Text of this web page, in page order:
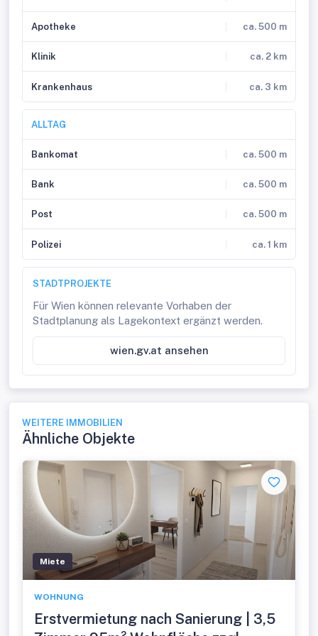
Apotheke ca. 500 m
Klinik ca. 2 km
Krankenhaus ca. 3 km
ALLTAG
Bankomat ca. 500 m
Bank ca. 500 m
Post ca. 500 m
Polizei ca. 1 km
STADTPROJEKTE
Für Wien können relevante Vorhaben der
Stadtplanung als Lagekontext ergänzt werden.
wien.gv.at ansehen
WEITERE IMMOBILIEN
Ähnliche Objekte
Miete
WOHNUNG
Erstvermietung nach Sanierung | 3,5